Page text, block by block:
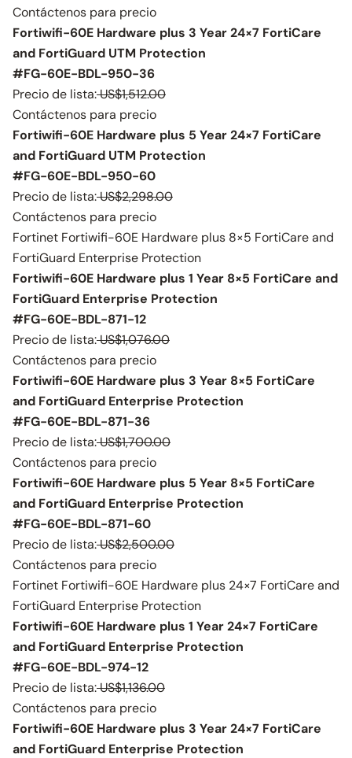
Contáctenos para precio
Fortiwifi-60E Hardware plus 3 Year 24×7 FortiCare
and FortiGuard UTM Protection
#FG-60E-BDL-950-36
Precio de lista:US$1,512.00
Contáctenos para precio
Fortiwifi-60E Hardware plus 5 Year 24×7 FortiCare
and FortiGuard UTM Protection
#FG-60E-BDL-950-60
Precio de lista:US$2,298.00
Contáctenos para precio
Fortinet Fortiwifi-60E Hardware plus 8×5 FortiCare and
FortiGuard Enterprise Protection
Fortiwifi-60E Hardware plus 1 Year 8×5 FortiCare and
FortiGuard Enterprise Protection
#FG-60E-BDL-871-12
Precio de lista:US$1,076.00
Contáctenos para precio
Fortiwifi-60E Hardware plus 3 Year 8×5 FortiCare
and FortiGuard Enterprise Protection
#FG-60E-BDL-871-36
Precio de lista:US$1,700.00
Contáctenos para precio
Fortiwifi-60E Hardware plus 5 Year 8×5 FortiCare
and FortiGuard Enterprise Protection
#FG-60E-BDL-871-60
Precio de lista:US$2,500.00
Contáctenos para precio
Fortinet Fortiwifi-60E Hardware plus 24×7 FortiCare and
FortiGuard Enterprise Protection
Fortiwifi-60E Hardware plus 1 Year 24×7 FortiCare
and FortiGuard Enterprise Protection
#FG-60E-BDL-974-12
Precio de lista:US$1,136.00
Contáctenos para precio
Fortiwifi-60E Hardware plus 3 Year 24×7 FortiCare
and FortiGuard Enterprise Protection